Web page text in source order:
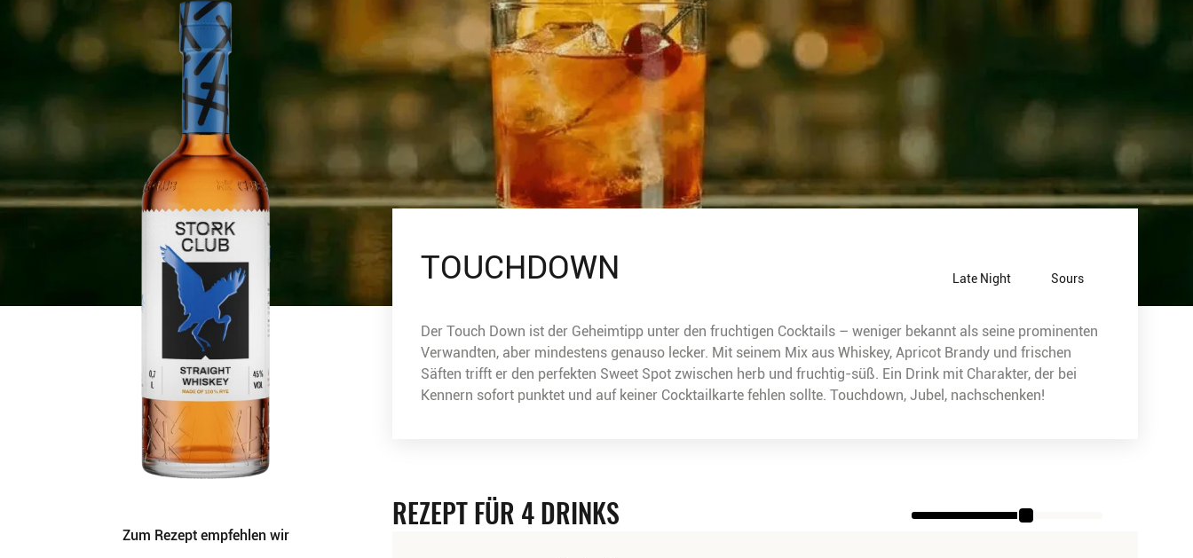
Zum Rezept empfehlen wir
TOUCHDOWN Late Night Sours
Der Touch Down ist der Geheimtipp unter den fruchtigen Cocktails – weniger bekannt als seine prominenten
Verwandten, aber mindestens genauso lecker. Mit seinem Mix aus Whiskey, Apricot Brandy und frischen
Säften trifft er den perfekten Sweet Spot zwischen herb und fruchtig-süß. Ein Drink mit Charakter, der bei
Kennern sofort punktet und auf keiner Cocktailkarte fehlen sollte. Touchdown, Jubel, nachschenken!
REZEPT FÜR 4 DRINKS